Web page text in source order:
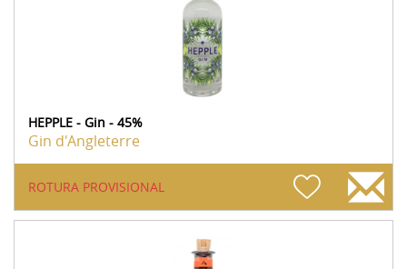
HEPPLE - Gin - 45%
Gin d'Angleterre
ROTURA PROVISIONAL